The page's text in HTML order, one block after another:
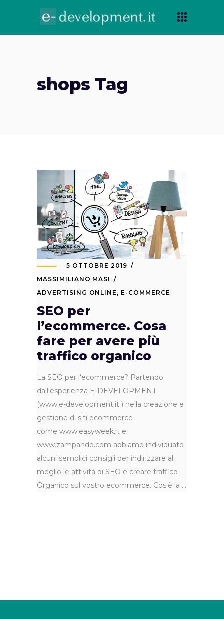
shops Tag
5 OTTOBRE 2019
MASSIMILIANO MASI
ADVERTISING ONLINE, E-COMMERCE
SEO per
l’ecommerce. Cosa
fare per avere più
traffico organico
La SEO per l'ecommerce? Partendo
dall'esperienza E-DEVELOPMENT
(www.e-development.it ) nella creazione e
gestione di siti ecommerce
come www.easyweek.it e
www.zampando.com abbiamo individuato
alcuni semplici consigli per indirizzare al
meglio le attività di SEO e creare traffico
Organico sul vostro ecommerce. Cos'è la